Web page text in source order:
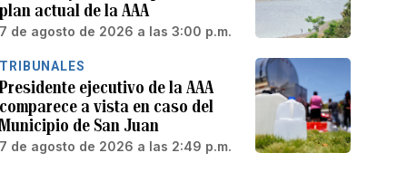
plan actual de la AAA
7 de agosto de 2026 a las 3:00 p.m.
TRIBUNALES
Presidente ejecutivo de la AAA
comparece a vista en caso del
Municipio de San Juan
7 de agosto de 2026 a las 2:49 p.m.